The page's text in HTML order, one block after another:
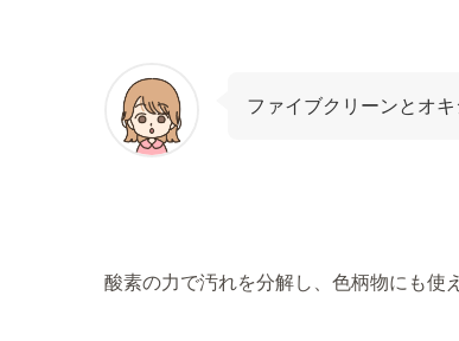
ファイブクリーンとオ
酸素の力で汚れを分解し、色柄物にも使